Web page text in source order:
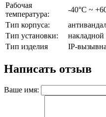
Рабочая
температура:
-40°C ~
Тип корпуса:
Тип установки:
накладной
Тип изделия
IP-
Написать отзыв
Ваше имя: